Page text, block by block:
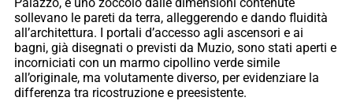
sollevano le pareti da terra, alleggerendo e dando fluidità
all’architettura. I portali d’accesso agli ascensori e ai
bagni, già disegnati o previsti da Muzio, sono stati aperti e
incorniciati con un marmo cipollino verde simile
all’originale, ma volutamente diverso, per evidenziare la
differenza tra ricostruzione e preesistente.